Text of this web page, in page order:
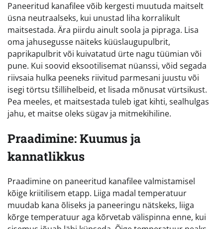
Paneeritud kanafilee võib kergesti muutuda maitselt
üsna neutraalseks, kui unustad liha korralikult
maitsestada. Ära piirdu ainult soola ja pipraga. Lisa
oma jahusegusse näiteks küüslaugupulbrit,
paprikapulbrit või kuivatatud ürte nagu tüümian või
pune. Kui soovid eksootilisemat nüanssi, võid segada
riivsaia hulka peeneks riivitud parmesani juustu või
isegi törtsu tšillihelbeid, et lisada mõnusat vürtsikust.
Pea meeles, et maitsestada tuleb igat kihti, sealhulgas
jahu, et maitse oleks sügav ja mitmekihiline.
Praadimine: Kuumus ja
kannatlikkus
Praadimine on paneeritud kanafilee valmistamisel
kõige kriitilisem etapp. Liiga madal temperatuur
muudab kana õliseks ja paneeringu nätskeks, liiga
kõrge temperatuur aga kõrvetab välispinna enne, kui